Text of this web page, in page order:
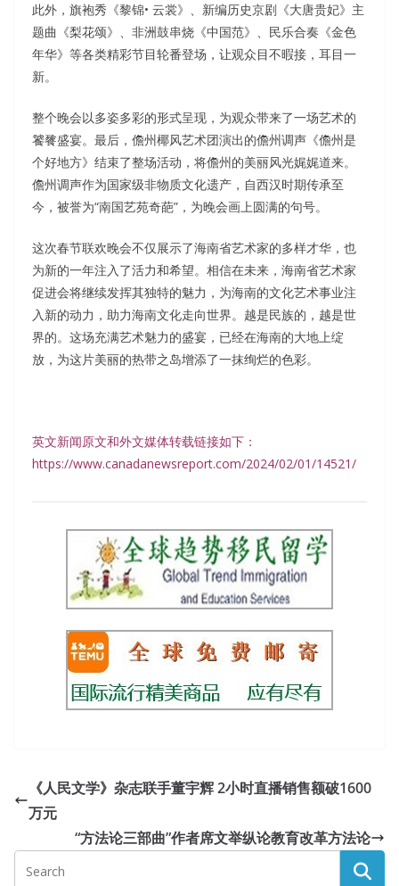
此外，旗袍秀《黎锦• 云裳》、新编历史京剧《大唐贵妃》主
题曲《梨花颂》、非洲鼓串烧《中国范》、民乐合奏《金色
年华》等各类精彩节目轮番登场，让观众目不暇接，耳目一
新。
整个晚会以多姿多彩的形式呈现，为观众带来了一场艺术的
饕餮盛宴。最后，儋州椰风艺术团演出的儋州调声《儋州是
个好地方》结束了整场活动，将儋州的美丽风光娓娓道来。
儋州调声作为国家级非物质文化遗产，自西汉时期传承至
今，被誉为“南国艺苑奇葩”，为晚会画上圆满的句号。
这次春节联欢晚会不仅展示了海南省艺术家的多样才华，也
为新的一年注入了活力和希望。相信在未来，海南省艺术家
促进会将继续发挥其独特的魅力，为海南的文化艺术事业注
入新的动力，助力海南文化走向世界。越是民族的，越是世
界的。这场充满艺术魅力的盛宴，已经在海南的大地上绽
放，为这片美丽的热带之岛增添了一抹绚烂的色彩。
英文新闻原文和外文媒体转载链接如下：
https://www.canadanewsreport.com/2024/02/01/14521/
《人民文学》杂志联手董宇辉 2小时直播销售额破1600
万元
“方法论三部曲”作者席文举纵论教育改革方法论